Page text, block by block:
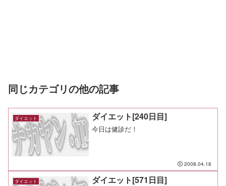
同じカテゴリの他の記事
ダイエット ダイエット[240日目]
今日は健診だ！
2008.04.16
ダイエット ダイエット[571日目]